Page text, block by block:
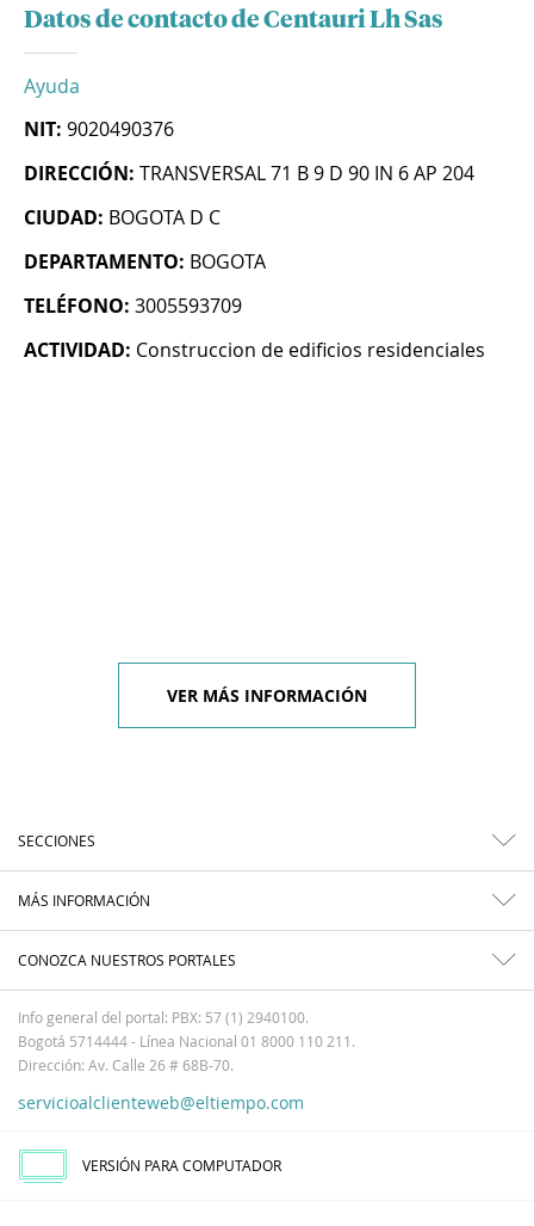
Datos de contacto de Centauri Lh Sas
Ayuda
NIT: 9020490376
DIRECCIÓN: TRANSVERSAL 71 B 9 D 90 IN 6 AP 204
CIUDAD: BOGOTA D C
DEPARTAMENTO: BOGOTA
TELÉFONO: 3005593709
ACTIVIDAD: Construccion de edificios residenciales
VER MÁS INFORMACIÓN
SECCIONES
MÁS INFORMACIÓN
CONOZCA NUESTROS PORTALES
Info general del portal: PBX: 57 (1) 2940100.
Bogotá 5714444 - Línea Nacional 01 8000 110 211.
Dirección: Av. Calle 26 # 68B-70.
servicioalclienteweb@eltiempo.com
VERSIÓN PARA COMPUTADOR